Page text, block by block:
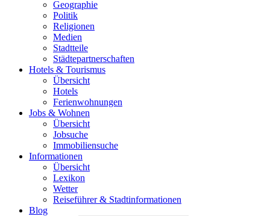
Geographie
Politik
Religionen
Medien
Stadtteile
Städtepartnerschaften
Hotels & Tourismus
Übersicht
Hotels
Ferienwohnungen
Jobs & Wohnen
Übersicht
Jobsuche
Immobiliensuche
Informationen
Übersicht
Lexikon
Wetter
Reiseführer & Stadtinformationen
Blog